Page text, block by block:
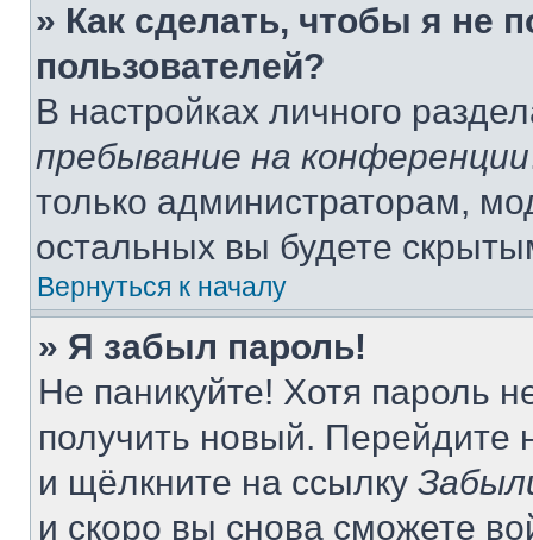
» Как сделать, чтобы я не
пользователей?
В настройках личного
пребывание на конференции
только администраторам,
остальных вы будете
Вернуться к началу
» Я забыл пароль!
Не паникуйте! Хотя пароль
получить новый. Перейдите
и щёлкните на ссылку
и скоро вы снова сможете